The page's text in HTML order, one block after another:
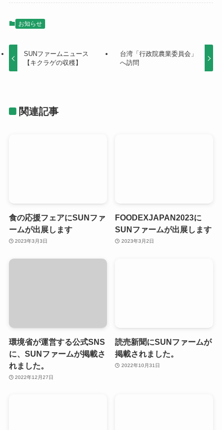
お知らせ
SUNファームニュース
【キクラゲの収穫】
台湾「行政院農業委員会」
へ訪問
関連記事
食の応援フェアにSUNファ
ームが出展します
2023年3月3日
FOODEXJAPAN2023に
SUNファームが出展します
2023年3月2日
環境省が運営する公式SNS
に、SUNファームが掲載さ
れました。
2022年12月27日
読売新聞にSUNファームが
掲載されました。
2022年10月31日